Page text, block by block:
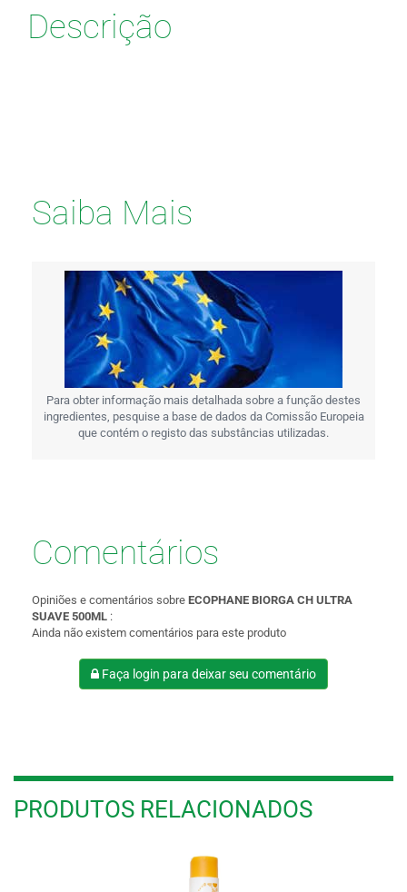
Descrição
Saiba Mais
Para obter informação mais detalhada sobre a função destes
ingredientes, pesquise a base de dados da Comissão Europeia
que contém o registo das substâncias utilizadas.
Comentários
Opiniões e comentários sobre ECOPHANE BIORGA CH ULTRA
SUAVE 500ML :
Ainda não existem comentários para este produto
Faça login para deixar seu comentário
PRODUTOS RELACIONADOS